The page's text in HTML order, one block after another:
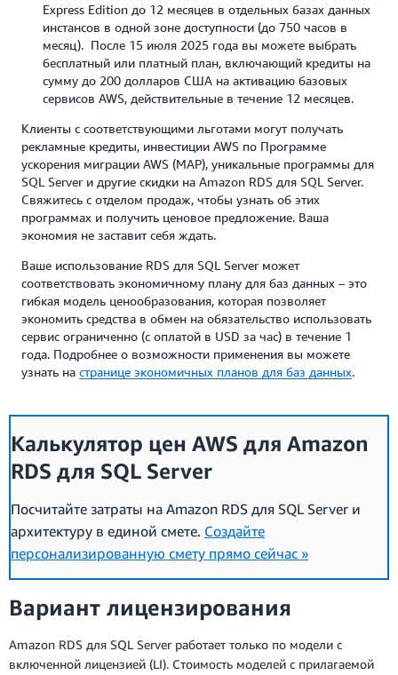
Express Edition до 12 месяцев в отдельных базах данных
инстансов в одной зоне доступности (до 750 часов в
месяц). После 15 июля 2025 года вы можете выбрать
бесплатный или платный план, включающий кредиты на
сумму до 200 долларов США на активацию базовых
сервисов AWS, действительные в течение 12 месяцев.
Клиенты с соответствующими льготами могут получать
рекламные кредиты, инвестиции AWS по Программе
ускорения миграции AWS (MAP), уникальные программы для
SQL Server и другие скидки на Amazon RDS для SQL Server.
Свяжитесь с отделом продаж, чтобы узнать об этих
программах и получить ценовое предложение. Ваша
экономия не заставит себя ждать.
Ваше использование RDS для SQL Server может
соответствовать экономичному плану для баз данных – это
гибкая модель ценообразования, которая позволяет
экономить средства в обмен на обязательство использовать
сервис ограниченно (с оплатой в USD за час) в течение 1
года. Подробнее о возможности применения вы можете
узнать на странице экономичных планов для баз данных.
Калькулятор цен AWS для Amazon
RDS для SQL Server
Посчитайте затраты на Amazon RDS для SQL Server и
архитектуру в единой смете. Создайте
персонализированную смету прямо сейчас »
Вариант лицензирования
Amazon RDS для SQL Server работает только по модели с
включенной лицензией (LI). Стоимость моделей с прилагаемой